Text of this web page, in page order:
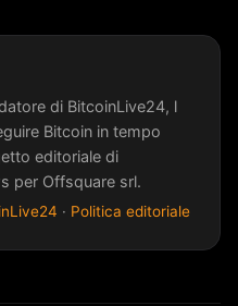
di BitcoinLive24, l
Bitcoin in tempo
editoriale di
per Offsquare srl.
· Politica editoriale